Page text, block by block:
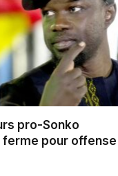
pro-Sonko
ferme pour offense